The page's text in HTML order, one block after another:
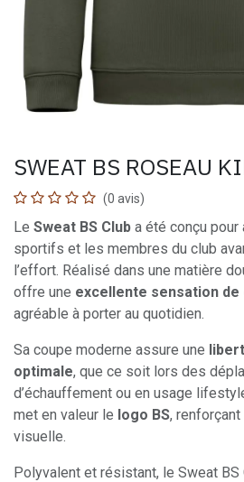
SWEAT BS ROSEAU
(0 avis)
Le Sweat BS Club a été conçu
sportifs et les membres du club
l’effort. Réalisé dans une matière
offre une excellente sensation de
agréable à porter au quotidien.
Sa coupe moderne assure une
optimale, que ce soit lors des
d’échauffement ou en usage
met en valeur le logo BS, renforçant
visuelle.
Polyvalent et résistant, le Sweat